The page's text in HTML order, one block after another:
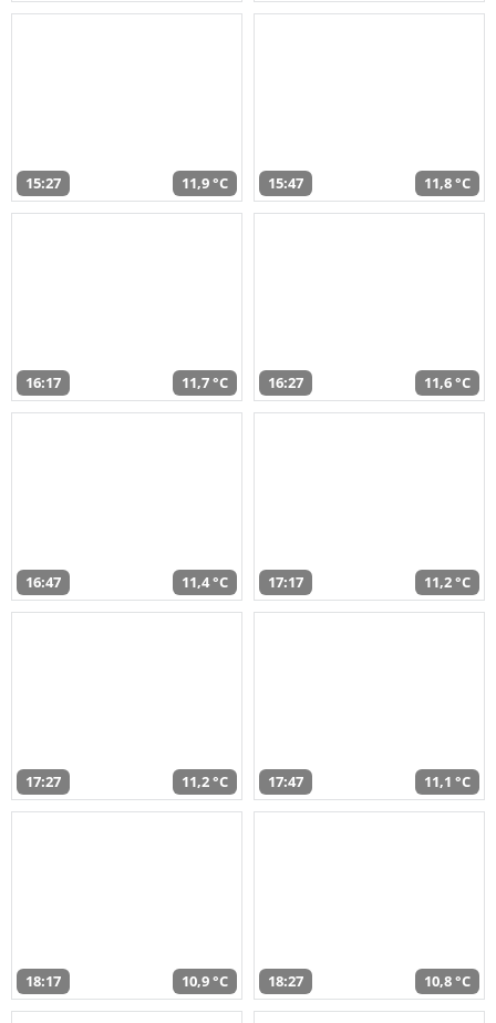
15:27 11,9 °C 15:47 11,8 °C
16:17 11,7 °C 16:27 11,6 °C
16:47 11,4 °C 17:17 11,2 °C
17:27 11,2 °C 17:47 11,1 °C
18:17 10,9 °C 18:27 10,8 °C